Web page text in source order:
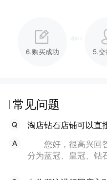
6.购买成功 5.
常见问题
淘店钻石店铺可以直
您好，很高兴回
分为蓝冠、皇冠、钻